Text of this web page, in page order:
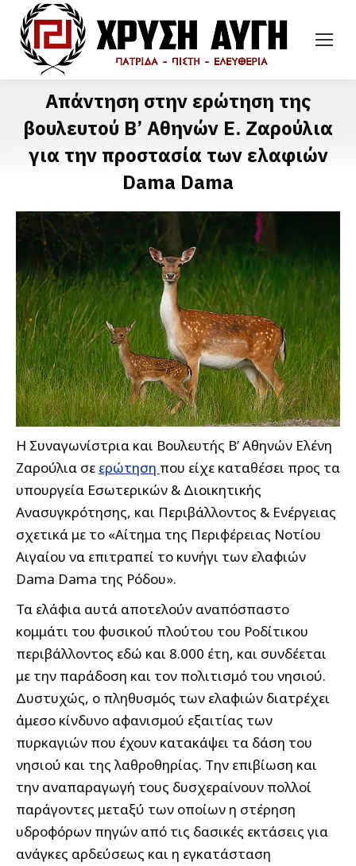
Απάντηση στην ερώτηση της
βουλευτού Β’ Αθηνών Ε. Ζαρούλια
για την προστασία των ελαφιών
Dama Dama
Η Συναγωνίστρια και Βουλευτής Β’ Αθηνών Ελένη
Ζαρούλια σε ερώτηση που είχε καταθέσει προς τα
υπουργεία Εσωτερικών & Διοικητικής
Ανασυγκρότησης, και Περιβάλλοντος & Ενέργειας
σχετικά με το «Αίτημα της Περιφέρειας Νοτίου
Αιγαίου να επιτραπεί το κυνήγι των ελαφιών
Dama Dama της Ρόδου».
Τα ελάφια αυτά αποτελούν αναπόσπαστο
κομμάτι του φυσικού πλούτου του Ροδίτικου
περιβάλλοντος εδώ και 8.000 έτη, και συνδέεται
με την παράδοση και τον πολιτισμό του νησιού.
Δυστυχώς, ο πληθυσμός των ελαφιών διατρέχει
άμεσο κίνδυνο αφανισμού εξαιτίας των
πυρκαγιών που έχουν κατακάψει τα δάση του
νησιού και της λαθροθηρίας. Την επιβίωση και
την αναπαραγωγή τους δυσχεραίνουν πολλοί
παράγοντες μεταξύ των οποίων η στέρηση
υδροφόρων πηγών από τις δασικές εκτάσεις για
ανάγκες αρδεύσεως και η εγκατάσταση